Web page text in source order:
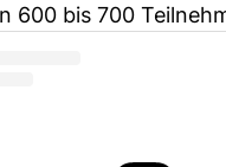
600 bis 700